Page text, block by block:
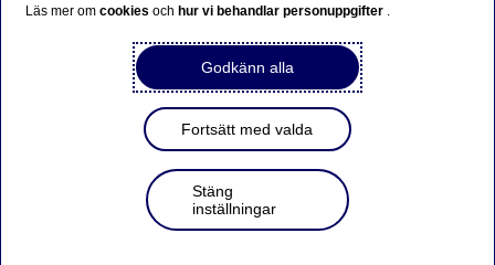
Regulatoriskt pressmeddelande | 2020-05-28 17:30
Nordea Bank Abp – Börsmeddelande – Kommuniké från
Den ordinarie bolagsstämman i Nordea Bank Abp
(”Nordea”) hölls på Nordeas huvudkontor i
Helsingfors den 28 maj 2020 med hjälp av
extraordinära mötesarrangemang på grund av
coronapandemin.Aktieägarna hade möjlighet att
Läs mer omcookiesoch hur vi behandlar personuppgifter .
Godkänn alla
Fortsätt med valda
Stäng
inställningar